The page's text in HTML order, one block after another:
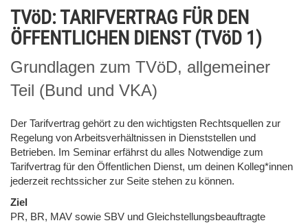
TVöD: TARIFVERTRAG FÜR DEN
ÖFFENTLICHEN DIENST (TVöD 1)
Grundlagen zum TVöD, allgemeiner
Teil (Bund und VKA)
Der Tarifvertrag gehört zu den wichtigsten Rechtsquellen zur
Regelung von Arbeitsverhältnissen in Dienststellen und
Betrieben. Im Seminar erfährst du alles Notwendige zum
Tarifvertrag für den Öffentlichen Dienst, um deinen Kolleg*innen
jederzeit rechtssicher zur Seite stehen zu können.
Ziel
PR, BR, MAV sowie SBV und Gleichstellungsbeauftragte